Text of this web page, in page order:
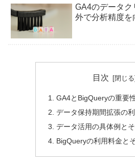
GA4のデータク
外で分析精度
目次
GA4とBigQueryの重要
データ保持期間拡張の
データ活用の具体例と
BigQueryの利用料金と